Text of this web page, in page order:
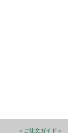
＜ご注文ガイド＞